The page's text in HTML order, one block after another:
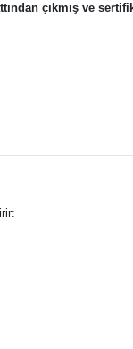
çıkmış ve